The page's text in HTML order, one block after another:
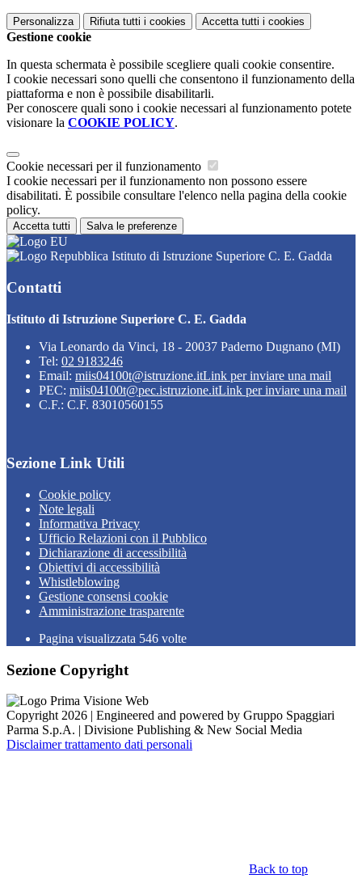
Personalizza Rifiuta tutti i cookies Accetta tutti i cookies
Gestione cookie
In questa schermata è possibile scegliere quali cookie consentire.
I cookie necessari sono quelli che consentono il funzionamento della
piattaforma e non è possibile disabilitarli.
Per conoscere quali sono i cookie necessari al funzionamento potete
visionare la COOKIE POLICY.
Cookie necessari per il funzionamento
I cookie necessari per il funzionamento non possono essere
disabilitati. È possibile consultare l'elenco nella pagina della cookie
policy.
Accetta tutti Salva le preferenze
Istituto di Istruzione Superiore C. E. Gadda
Contatti
Istituto di Istruzione Superiore C. E. Gadda
Via Leonardo da Vinci, 18 - 20037 Paderno Dugnano (MI)
Tel: 02 9183246
Email: miis04100t@istruzione.itLink per inviare una mail
PEC: miis04100t@pec.istruzione.itLink per inviare una mail
C.F.: C.F. 83010560155
Sezione Link Utili
Cookie policy
Note legali
Informativa Privacy
Ufficio Relazioni con il Pubblico
Dichiarazione di accessibilità
Obiettivi di accessibilità
Whistleblowing
Gestione consensi cookie
Amministrazione trasparente
Pagina visualizzata 546 volte
Sezione Copyright
Copyright 2026 | Engineered and powered by Gruppo Spaggiari
Parma S.p.A. | Divisione Publishing & New Social Media
Disclaimer trattamento dati personali
Back to top